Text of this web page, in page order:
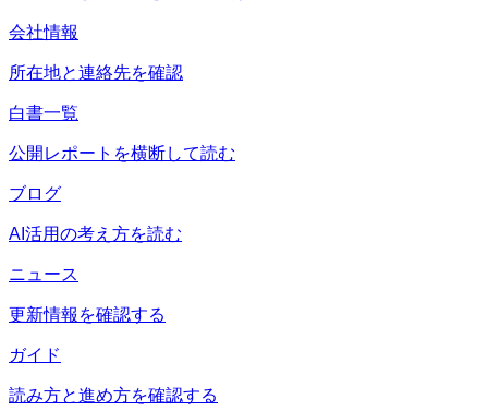
会社情報
所在地と連絡先を確認
白書一覧
公開レポートを横断して読む
ブログ
AI活用の考え方を読む
ニュース
更新情報を確認する
ガイド
読み方と進め方を確認する